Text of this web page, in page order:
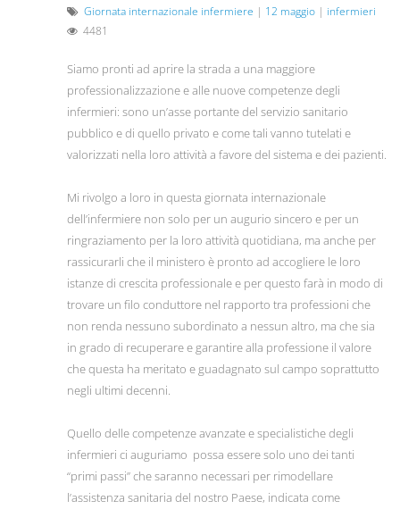
Giornata internazionale infermiere | 12 maggio | infermieri
4481
Siamo pronti ad aprire la strada a una maggiore
professionalizzazione e alle nuove competenze degli
infermieri: sono un’asse portante del servizio sanitario
pubblico e di quello privato e come tali vanno tutelati e
valorizzati nella loro attività a favore del sistema e dei pazienti.
Mi rivolgo a loro in questa giornata internazionale
dell’infermiere non solo per un augurio sincero e per un
ringraziamento per la loro attività quotidiana, ma anche per
rassicurarli che il ministero è pronto ad accogliere le loro
istanze di crescita professionale e per questo farà in modo di
trovare un filo conduttore nel rapporto tra professioni che
non renda nessuno subordinato a nessun altro, ma che sia
in grado di recuperare e garantire alla professione il valore
che questa ha meritato e guadagnato sul campo soprattutto
negli ultimi decenni.
Quello delle competenze avanzate e specialistiche degli
infermieri ci auguriamo possa essere solo uno dei tanti
“primi passi” che saranno necessari per rimodellare
l’assistenza sanitaria del nostro Paese, indicata come